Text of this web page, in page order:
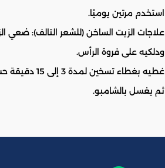
استخدم مرتين يوميًا.
علاجات الزيت الساخن (للشعر التالف): ضعي
ودلكيه على فروة الرأس.
غطيه بغطاء تسخين لمدة 3 إلى 15 دقيقة حسب حالة شعرك.
ثم يغسل بالشامبو.